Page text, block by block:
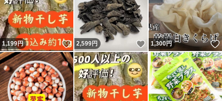
1,199円 いいね！
2,599円 いいね！
1,300円